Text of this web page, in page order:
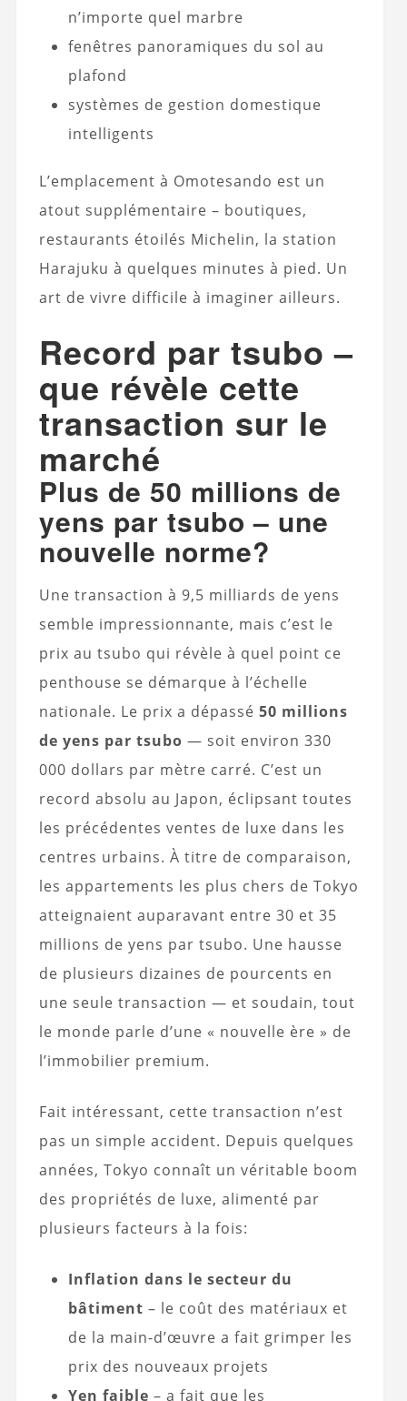
n’importe quel marbre
fenêtres panoramiques du sol au
plafond
systèmes de gestion domestique
intelligents
L’emplacement à Omotesando est un
atout supplémentaire – boutiques,
restaurants étoilés Michelin, la station
Harajuku à quelques minutes à pied. Un
art de vivre difficile à imaginer ailleurs.
Record par tsubo –
que révèle cette
transaction sur le
marché
Plus de 50 millions de
yens par tsubo – une
nouvelle norme?
Une transaction à 9,5 milliards de yens
semble impressionnante, mais c’est le
prix au tsubo qui révèle à quel point ce
penthouse se démarque à l’échelle
nationale. Le prix a dépassé 50 millions
de yens par tsubo — soit environ 330
000 dollars par mètre carré. C’est un
record absolu au Japon, éclipsant toutes
les précédentes ventes de luxe dans les
centres urbains. À titre de comparaison,
les appartements les plus chers de Tokyo
atteignaient auparavant entre 30 et 35
millions de yens par tsubo. Une hausse
de plusieurs dizaines de pourcents en
une seule transaction — et soudain, tout
le monde parle d’une « nouvelle ère » de
l’immobilier premium.
Fait intéressant, cette transaction n’est
pas un simple accident. Depuis quelques
années, Tokyo connaît un véritable boom
des propriétés de luxe, alimenté par
plusieurs facteurs à la fois:
Inflation dans le secteur du
bâtiment – le coût des matériaux et
de la main-d’œuvre a fait grimper les
prix des nouveaux projets
Yen faible – a fait que les